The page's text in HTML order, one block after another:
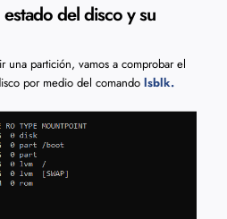
del disco y su
una partición, vamos a comprobar el
por medio del comando lsblk.